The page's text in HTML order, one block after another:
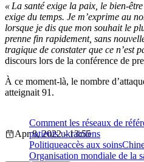
« La santé exige la paix, le bien-
exige du temps. Je m’exprime au
lorsque je dis que mon souhait le
prenne fin rapidement, sans
tragique de constater que ce n’est
discours lors de la conférence de
À ce moment-là, le nombre
atteignait 91.
Comment les réseaux de
patients ukrainiens
Apr 8, 2022 - 13:55
Politiqueaccès aux soins
Organisation mondiale de la